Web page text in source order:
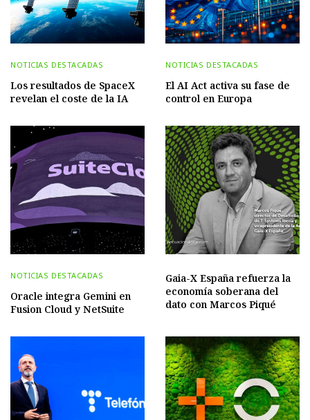
NOTICIAS DESTACADAS
Los resultados de SpaceX
revelan el coste de la IA
NOTICIAS DESTACADAS
El AI Act activa su fase de
control en Europa
NOTICIAS DESTACADAS
Oracle integra Gemini en
Fusion Cloud y NetSuite
Gaia-X España refuerza la
economía soberana del
dato con Marcos Piqué